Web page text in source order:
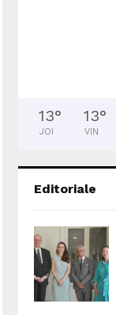
13°
JOI
13°
VIN
Editoriale